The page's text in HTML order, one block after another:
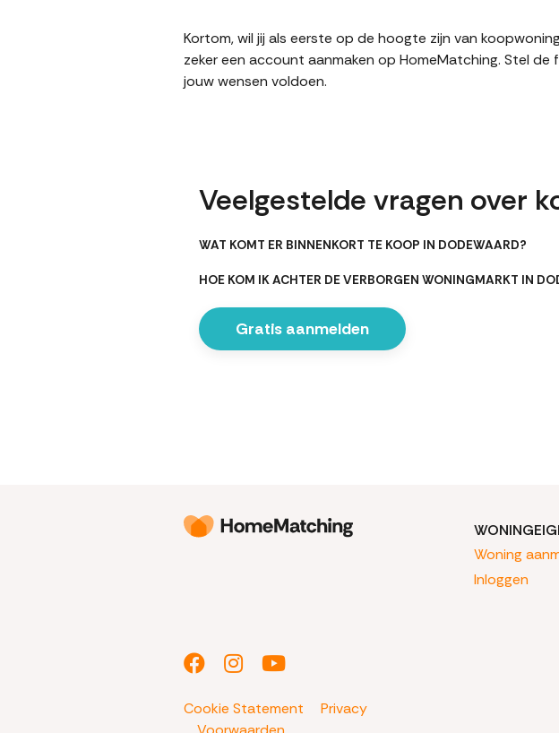
Kortom, wil jij als eerste op de hoogte zijn van
zeker een account aanmaken op HomeMatching. Stel
jouw wensen voldoen.
Veelgestelde vragen over
WAT KOMT ER BINNENKORT TE KOOP IN DODEWAARD?
HOE KOM IK ACHTER DE VERBORGEN WONINGMARKT IN
Gratis aanmelden
Cookie Statement
Privacy
Woning
Inloggen